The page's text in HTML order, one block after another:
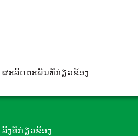
ຜະລິດຕະພັນທີ່ກ່ຽວຂ້ອງ
ລິ້ງທີ່ກ່ຽວຂ້ອງ